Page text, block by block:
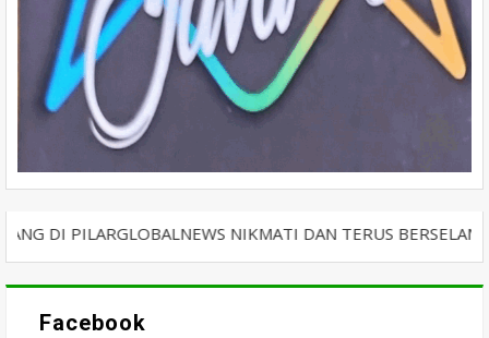
NIKMATI DAN TERUS BERSELANCAR
Facebook